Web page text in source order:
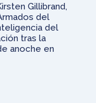
Gillibrand,
del
del
tras la
anoche en